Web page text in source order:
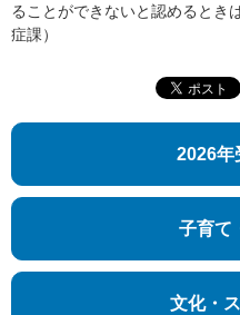
ることができないと認めるとき
症課）
2026年
子育て
文化・